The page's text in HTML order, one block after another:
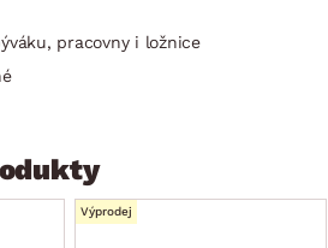
pracovny i ložnice
Výprodej